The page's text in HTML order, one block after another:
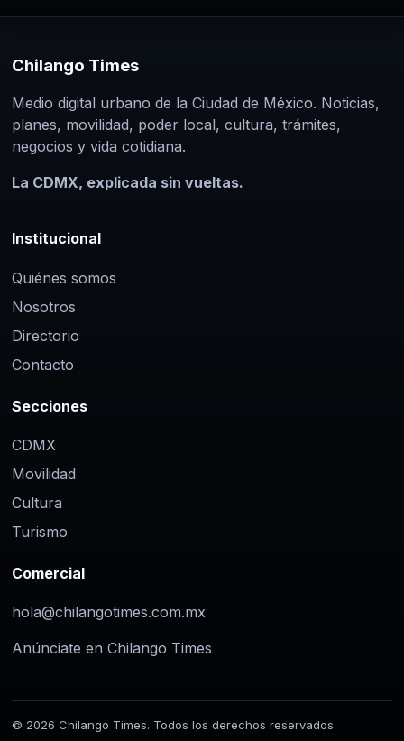
Chilango Times
Medio digital urbano de la Ciudad de México. Noticias,
planes, movilidad, poder local, cultura, trámites,
negocios y vida cotidiana.
La CDMX, explicada sin vueltas.
Institucional
Quiénes somos
Nosotros
Directorio
Contacto
Secciones
CDMX
Movilidad
Cultura
Turismo
Comercial
hola@chilangotimes.com.mx
Anúnciate en Chilango Times
© 2026 Chilango Times. Todos los derechos reservados.